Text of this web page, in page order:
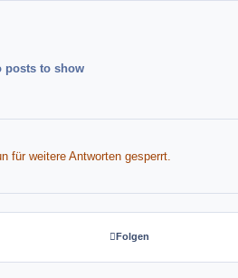
posts to show
für weitere Antworten gesperrt.
Folgen